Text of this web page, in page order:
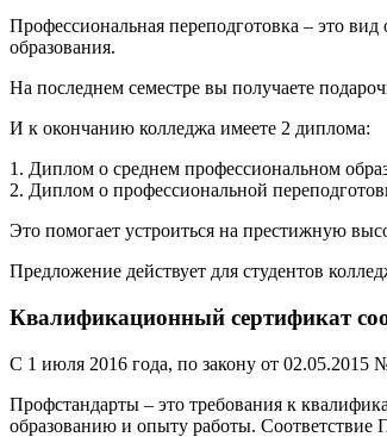
Профессиональная переподготовка – это
образования.
На последнем семестре вы получаете
И к окончанию колледжа имеете 2 диплома:
1. Диплом о среднем профессиональном
2. Диплом о профессиональной
Это помогает устроиться на престижную
Предложение действует для студентов
Квалификационный сертификат
С 1 июля 2016 года, по закону от 02.05.2015
Профстандарты – это требования к
образованию и опыту работы. Соответствие